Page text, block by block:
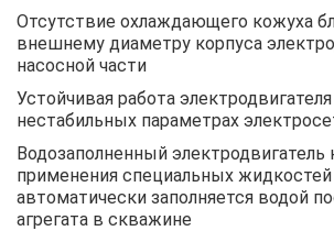
Отсутствие охлаждающего кожуха
внешнему диаметру корпуса
насосной части
Устойчивая работа
нестабильных параметрах
Водозаполненный электродвигатель
применения специальных
автоматически заполняется водой
агрегата в скважине